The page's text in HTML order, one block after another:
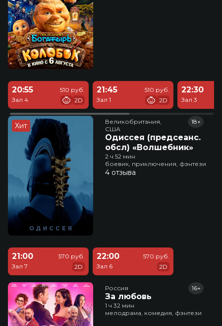
20:55
Зал 4
510 руб.
2D
21:45
Зал 1
510 руб.
2D
22:30
Зал 3
Хит
Великобритания,
США
Одиссея (предсеанс.
обсл) «Волшебник»
18+
2 ч 52 мин
боевик, приключения, фэнтези
4 отзыва
21:00
Зал 7
570 руб.
2D
22:00
Зал 6
570 руб.
2D
Россия
За любовь
16+
1 ч 32 мин
мелодрама, комедия, фэнтези